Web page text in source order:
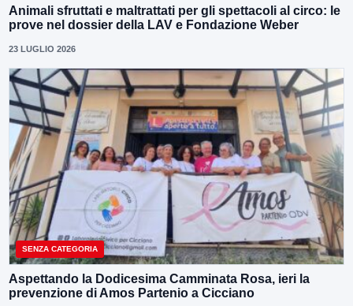
Animali sfruttati e maltrattati per gli spettacoli al circo: le
prove nel dossier della LAV e Fondazione Weber
23 LUGLIO 2026
SENZA CATEGORIA
Aspettando la Dodicesima Camminata Rosa, ieri la
prevenzione di Amos Partenio a Cicciano